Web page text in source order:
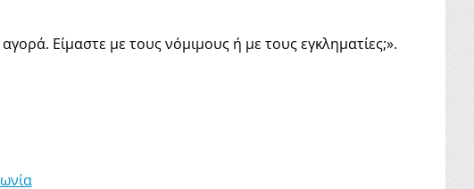
Είμαστε με τους νόμιμους ή με τους εγκληματίες;».